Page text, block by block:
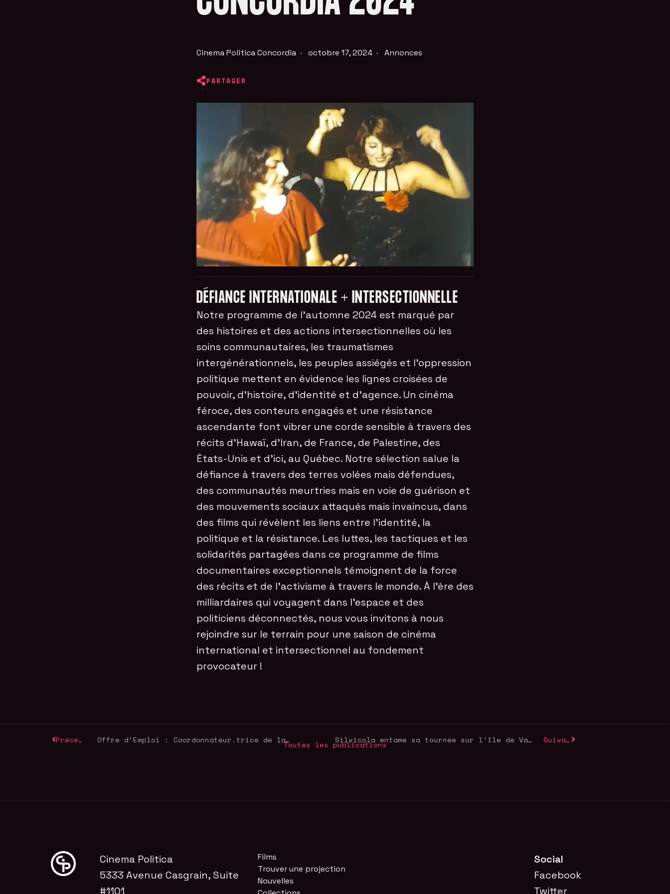
Cinema Politica Concordia· octobre 17, 2024· Annonces
PARTAGER
DÉFIANCE INTERNATIONALE + INTERSECTIONNELLE
Notre programme de l’automne 2024 est marqué par
des histoires et des actions intersectionnelles où les
soins communautaires, les traumatismes
intergénérationnels, les peuples assiégés et l’oppression
politique mettent en évidence les lignes croisées de
pouvoir, d’histoire, d’identité et d’agence. Un cinéma
féroce, des conteurs engagés et une résistance
ascendante font vibrer une corde sensible à travers des
récits d’Hawaï, d’Iran, de France, de Palestine, des
États-Unis et d’ici, au Québec. Notre sélection salue la
défiance à travers des terres volées mais défendues,
des communautés meurtries mais en voie de guérison et
des mouvements sociaux attaqués mais invaincus, dans
des films qui révèlent les liens entre l’identité, la
politique et la résistance. Les luttes, les tactiques et les
solidarités partagées dans ce programme de films
documentaires exceptionnels témoignent de la force
des récits et de l’activisme à travers le monde. À l’ère des
milliardaires qui voyagent dans l’espace et des
politiciens déconnectés, nous vous invitons à nous
rejoindre sur le terrain pour une saison de cinéma
international et intersectionnel au fondement
provocateur !
Précédent Offre d’Emploi : Coordonnateur.trice de la Programmation Suivant
Silvicola entame sa tournée sur l’île de Vancouver
Toutes les publications
Cinema Politica
5333 Avenue Casgrain, Suite
#1101
Films
Trouver une projection
Nouvelles
Social
Facebook
Twitter